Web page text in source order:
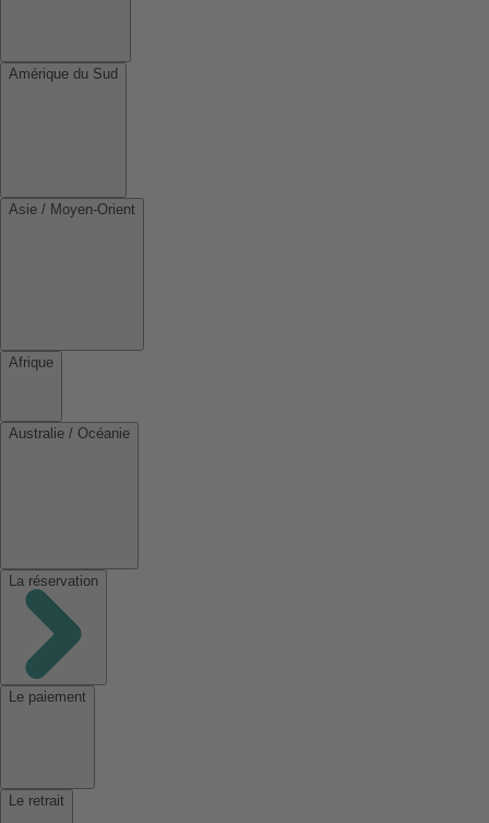
Amérique du Sud
Asie / Moyen-Orient
Afrique
Australie / Océanie
La réservation
Le paiement
Le retrait